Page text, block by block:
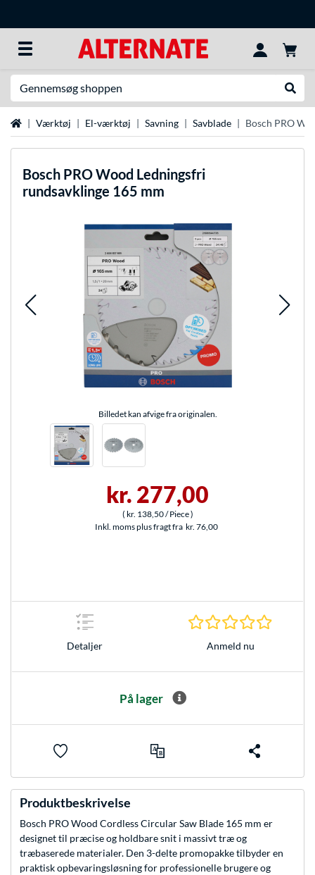
StartsideVærktøj El-værktøj Savning Savblade Bosch PRO
Bosch PRO Wood Ledningsfri
rundsavklinge 165 mm
Billedet kan afvige fra originalen.
kr. 277,00
( kr. 138,50/ Piece)
Inkl. moms plus fragt fra kr. 76,00
Detaljer Anmeld nu
På lager
Produktbeskrivelse
Bosch PRO Wood Cordless Circular Saw Blade 165 mm er
designet til præcise og holdbare snit i massivt træ og
træbaserede materialer. Den 3-delte promopakke tilbyder en
praktisk opbevaringsløsning for professionelle brugere og